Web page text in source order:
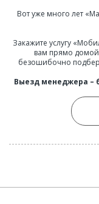
Вот уже много лет
Закажите услугу
вам прямо домой
безошибочно
Выезд менеджера –